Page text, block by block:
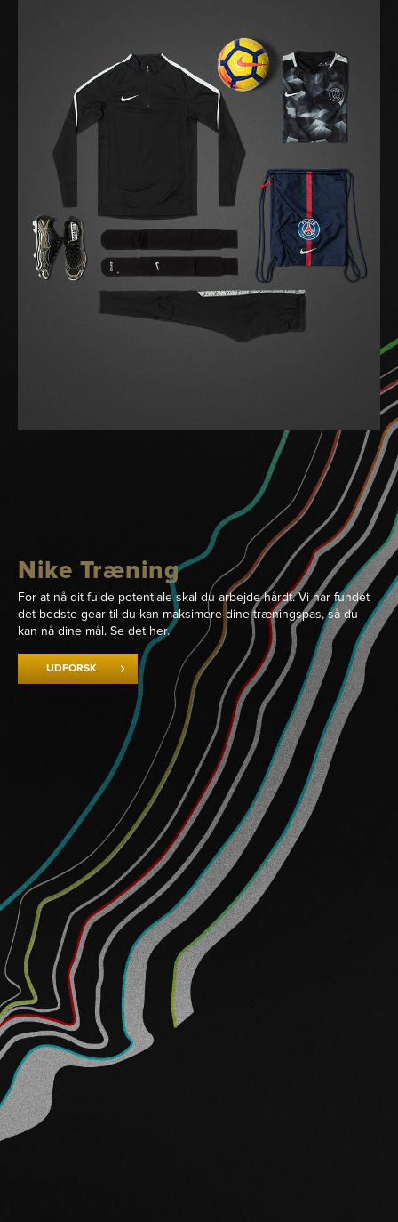
Nike Træning
For at nå dit fulde potentiale skal du arbejde hårdt. Vi har fundet
det bedste gear til du kan maksimere dine træningspas, så du
kan nå dine mål. Se det her.
UDFORSK